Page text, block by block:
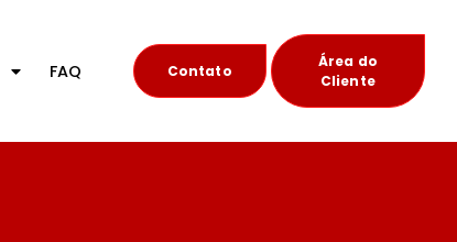
FAQ Contato
Área do
Cliente